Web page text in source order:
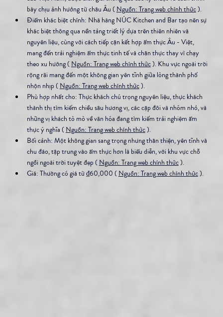
bày chịu ảnh hưởng từ châu Âu ( Nguồn: Trang web chính thức ).
Điểm khác biệt chính: Nhà hàng NÚC Kitchen and Bar tạo nên sự
khác biệt thông qua nền tảng triết lý dựa trên thiên nhiên và
nguyên liệu, cùng với cách tiếp cận kết hợp ẩm thực Âu - Việt,
mang đến trải nghiệm ẩm thực tinh tế và chân thực thay vì chạy
theo xu hướng ( Nguồn: Trang web chính thức ). Khu vực ngoài trời
rộng rãi mang đến một không gian yên tĩnh giữa lòng thành phố
nhộn nhịp ( Nguồn: Trang web chính thức ).
Phù hợp nhất cho: Thực khách chú trọng nguyên liệu, thực khách
thành thị tìm kiếm chiều sâu hương vị, các cặp đôi và nhóm nhỏ, và
những vị khách tò mò về văn hóa đang tìm kiếm trải nghiệm ẩm
thực ý nghĩa ( Nguồn: Trang web chính thức ).
Bối cảnh: Một không gian sang trọng nhưng thân thiện, yên tĩnh và
chu đáo, tập trung vào ẩm thực hơn là biểu diễn, với khu vực chỗ
ngồi ngoài trời tuyệt đẹp ( Nguồn: Trang web chính thức ).
Giá: Thường có giá từ ₫60,000 ( Nguồn: Trang web chính thức ).